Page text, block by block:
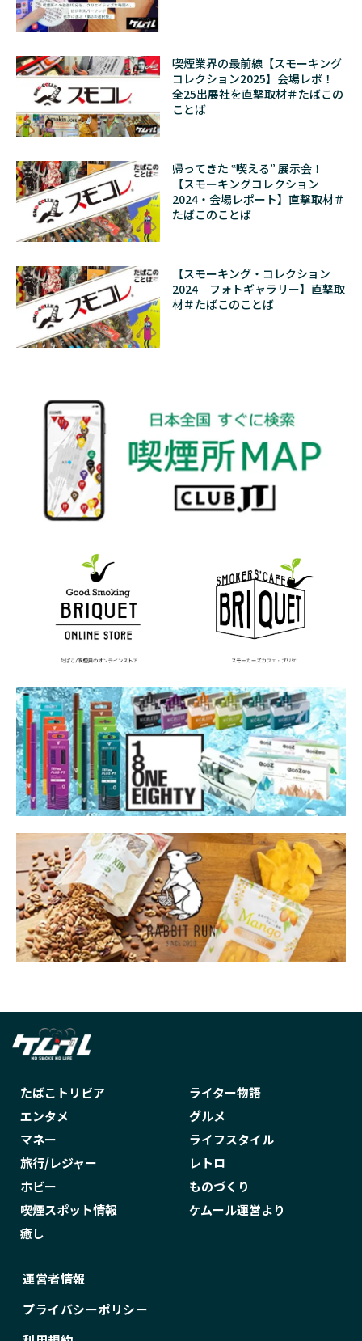
喫煙業界の最前線【スモーキング
コレクション2025】会場レポ！
全25出展社を直撃取材＃たばこの
ことば
帰ってきた ‟喫える” 展示会！
【スモーキングコレクション
2024・会場レポート】直撃取材＃
たばこのことば
【スモーキング・コレクション
2024 フォトギャラリー】直撃取
材＃たばこのことば
たばこトリビア
ライター物語
エンタメ
グルメ
マネー
ライフスタイル
旅行/レジャー
レトロ
ホビー
ものづくり
喫煙スポット情報
ケムール運営より
癒し
運営者情報
プライバシーポリシー